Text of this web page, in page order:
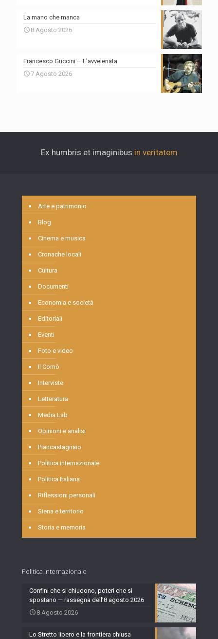
La mano che manca
8 Agosto 2026
Francesco Guccini – L’avvelenata
7 Agosto 2026
Ex humbris et imaginibus in veritatem
Arte e patrimonio
Blog
Cinema e musica
Cronache locali
Cultura
Documenti
Economia e società
Editoriali
Eventi
Foto e video
Il Comò
Interviste
Letteratura
Media Lab
Opinioni e analisi
Piancastagnaio
Politica internazionale
Politica Italiana
Riflessioni personali
Siena e territorio
Storia e memoria
Politica internazionale
Confini che si chiudono, poteri che si
spostano — rassegna dell’8 agosto 2026
8 Agosto 2026
Lo Stretto libero e la frontiera chiusa